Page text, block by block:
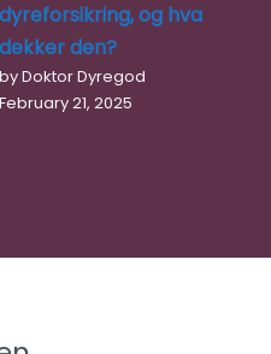
dyreforsikring, og hva
dekker den?
by Doktor Dyregod
February 21, 2025